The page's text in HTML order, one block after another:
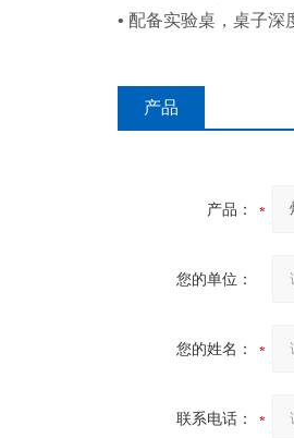
• 配备实验桌，桌子深
产品
产品：
您的单位：
您的姓名：
联系电话：